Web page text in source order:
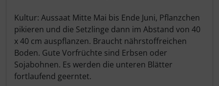
Kultur: Aussaat Mitte Mai bis Ende Juni, Pflanzchen
pikieren und die Setzlinge dann im Abstand von 40
x 40 cm auspflanzen. Braucht nährstoffreichen
Boden. Gute Vorfrüchte sind Erbsen oder
Sojabohnen. Es werden die unteren Blätter
fortlaufend geerntet.